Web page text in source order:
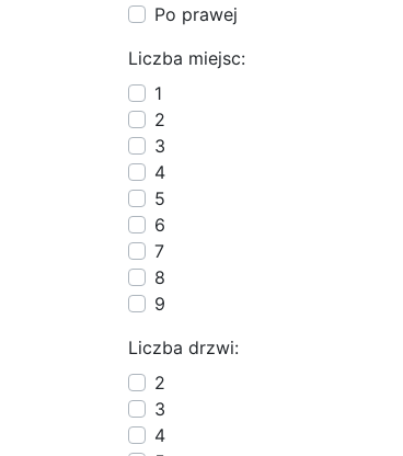
Po prawej
Liczba miejsc:
1
2
3
4
5
6
7
8
9
Liczba drzwi:
2
3
4